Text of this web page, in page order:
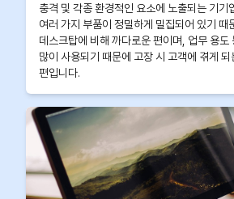
충격 및 각종 환경적인 요소에 노출되는 기기
여러 가지 부품이 정밀하게 밀집되어 있기 때
데스크탑에 비해 까다로운 편이며, 업무 용도
많이 사용되기 때문에 고장 시 고객에 겪게
편입니다.